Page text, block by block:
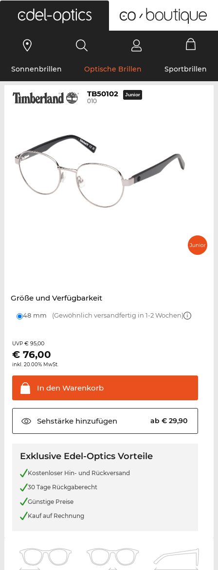
Sonnenbrillen Optische Brillen Sportbrillen
TB50102
010
Junior
Größe und Verfügbarkeit
48 mm (Gewöhnlich versandfertig in 1-2 Wochen)
UVP € 95,00
€ 76,00
inkl. 20.00% MwSt.
In den Warenkorb
Sehstärkehinzufügen ab € 29,90
Exklusive Edel-Optics Vorteile
Kostenloser Hin- und Rückversand
30 Tage Rückgaberecht
Günstige Preise
Kauf auf Rechnung